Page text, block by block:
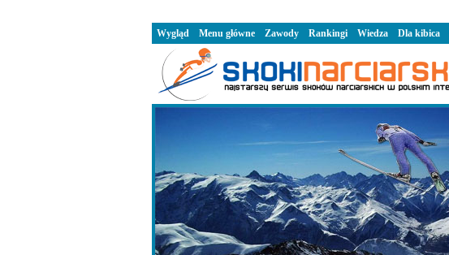
Wygląd Menu główne Zawody Rankingi Wiedza Dla kibica